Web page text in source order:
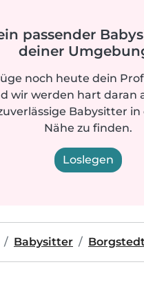
passender
deiner
noch heute dein
wir werden hart daran
Babysitter in
Nähe zu finden.
Loslegen
Babysitter